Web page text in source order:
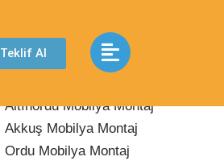
Teklif Al
Son Yazılar
Altınordu Mobilya Montaj
Akkuş Mobilya Montaj
Ordu Mobilya Montaj